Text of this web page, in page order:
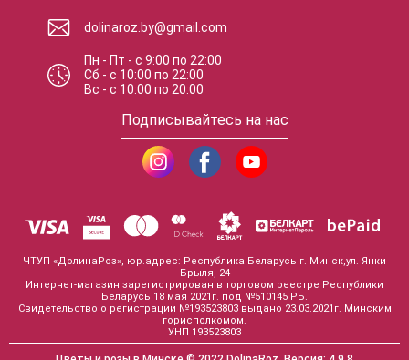
dolinaroz.by@gmail.com
Пн - Пт -с 9:00по 22:00
Сб -с 10:00по 22:00
Вс -с 10:00по 20:00
Подписывайтесь на нас
ЧТУП «ДолинаРоз», юр.адрес: Республика Беларусь г. Минск,ул. Янки
Брыля, 24
Интернет-магазин зарегистрирован в торговом реестре Республики
Беларусь 18 мая 2021г. под №510145 РБ.
Свидетельство о регистрации №193523803 выдано 23.03.2021г. Минским
горисполкомом.
УНП 193523803